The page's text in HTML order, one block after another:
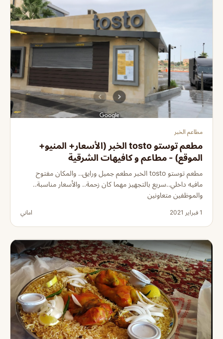
مطاعم الخبر
مطعم توستو tosto الخبر (الأسعار+ المنيو+
الموقع) - مطاعم و كافيهات الشرقية
مطعم توستو tosto الخبر مطعم جميل ورايق.. والمكان مفتوح
مافيه داخلي..سريع بالتجهيز مهما كان زحمة.. والأسعار مناسبة..
والموظفين متعاونين
1 فبراير 2021 اماني